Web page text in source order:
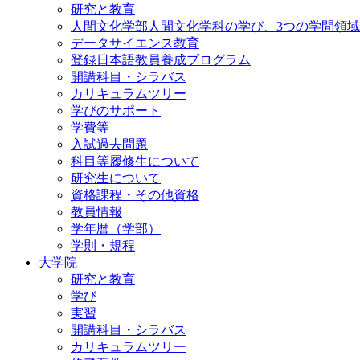
研究と教育
人間文化学部人間文化学科の学び、3つの学問領
データサイエンス教育
登録日本語教員養成プログラム
開講科目・シラバス
カリキュラムツリー
学びのサポート
学費等
入試過去問題
科目等履修生について
研究生について
資格課程・その他資格
教員情報
学年暦（学部）
学則・規程
大学院
研究と教育
学び
実習
開講科目・シラバス
カリキュラムツリー